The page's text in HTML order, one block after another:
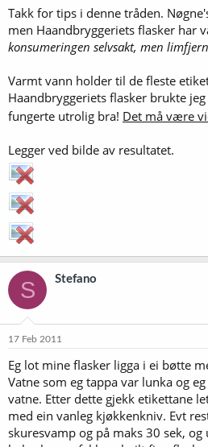
Takk for tips i denne tråden.
men Haandbryggeriets flasker har
konsumeringen selvsakt, men
Varmt vann holder til de fleste
Haandbryggeriets flasker brukte
fungerte utrolig bra! Det må være
Legger ved bilde av resultatet.
S Stefano
17 Feb 2011
Eg lot mine flasker ligga i ei bøtte
Vatne som eg tappa var lunka og
vatne. Etter dette gjekk etikettane
med ein vanleg kjøkkenkniv. Evt
skuresvamp og på maks 30 sek,